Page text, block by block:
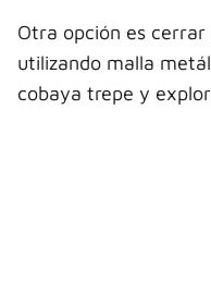
Otra opción es
utilizando malla
cobaya trepe y